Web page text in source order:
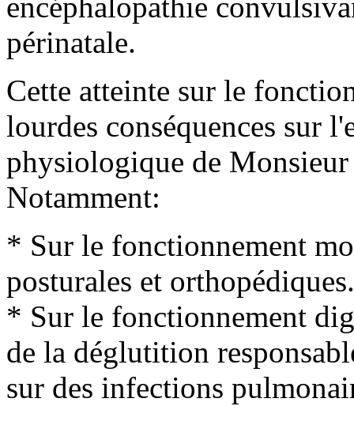
périnatale.
Cette atteinte sur le
lourdes conséquences sur
physiologique de
Notamment:
* Sur le fonctionnement
posturales et orthopédiques.
* Sur le fonctionnement
de la déglutition
sur des infections